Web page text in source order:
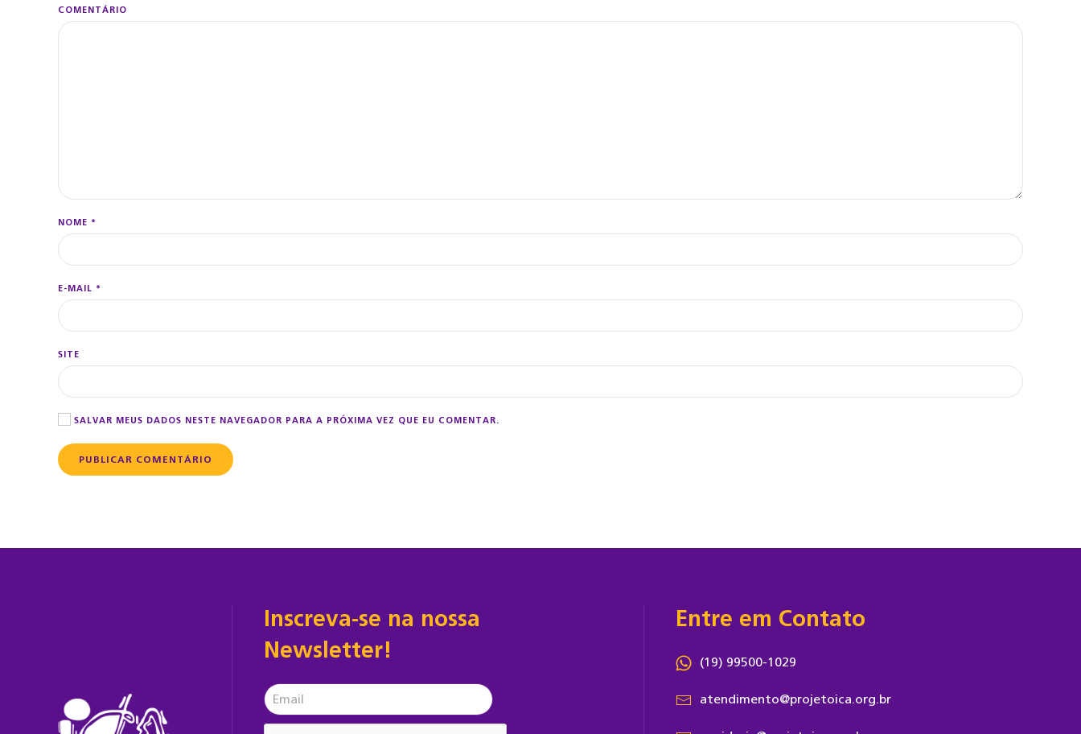
COMENTÁRIO
NOME *
E-MAIL *
SITE
SALVAR MEUS DADOS NESTE NAVEGADOR PARA A PRÓXIMA VEZ QUE EU COMENTAR.
PUBLICAR COMENTÁRIO
Inscreva-se na nossa
Newsletter!
Entre em Contato
(19) 99500-1029
atendimento@projetoica.org.br